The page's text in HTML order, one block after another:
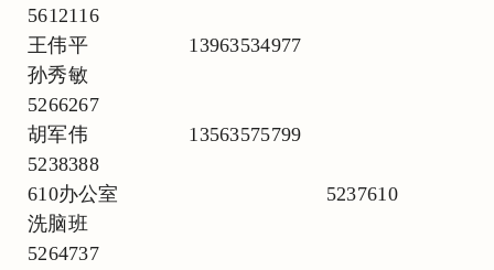
5612116
王伟平 13963534977
孙秀敏
5266267
胡军伟 13563575799
5238388
610办公室 5237610
洗脑班
5264737